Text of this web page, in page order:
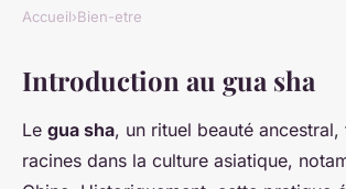
Transformez votre
beauté : Secrets d'un
facial revitalisant
Accueil›Bien-etre
Introduction au gua sha
Le gua sha, un rituel beauté ancestral,
racines dans la culture asiatique,